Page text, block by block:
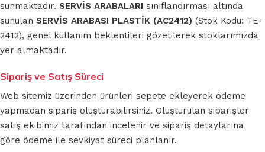
sunmaktadır. SERVİS ARABALARI sınıflandırması altında
sunulan SERVİS ARABASI PLASTİK (AC2412) (Stok Kodu: TE-
2412), genel kullanım beklentileri gözetilerek stoklarımızda
yer almaktadır.
Sipariş ve Satış Süreci
Web sitemiz üzerinden ürünleri sepete ekleyerek ödeme
yapmadan sipariş oluşturabilirsiniz. Oluşturulan siparişler
satış ekibimiz tarafından incelenir ve sipariş detaylarına
göre ödeme ile sevkiyat süreci planlanır.